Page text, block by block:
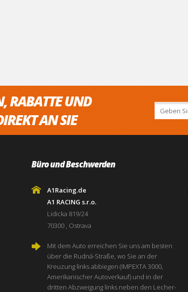
RABATTE UND
AN SIE
Büro und Beschwerden
A1Racing.de
A1 RACING s.r.o.
Lidicka 819/24
70300 , Ostrava
Mit dem Auto erreichen Sie uns am besten
über die Rudná-Straße, wo Sie an der
Kreuzung links abbiegen (IMPEXTA 3000,
Amerikanischer Autoverkauf) und in der
dritten Abzweigung links neben den Lecher-